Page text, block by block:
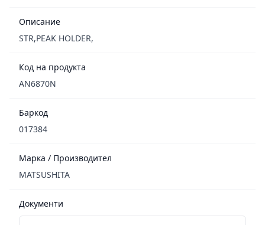
Описание
STR,PEAK HOLDER,
Код на продукта
AN6870N
Баркод
017384
Марка / Производител
MATSUSHITA
Документи